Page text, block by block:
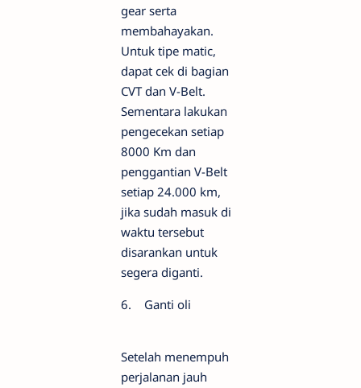
gear serta
membahayakan.
Untuk tipe matic,
dapat cek di bagian
CVT dan V-Belt.
Sementara lakukan
pengecekan setiap
8000 Km dan
penggantian V-Belt
setiap 24.000 km,
jika sudah masuk di
waktu tersebut
disarankan untuk
segera diganti.
6. Ganti oli
Setelah menempuh
perjalanan jauh